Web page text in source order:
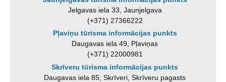
Jelgavas iela 33, Jaunjelgava
(+371) 27366222
Pļaviņu tūrisma informācijas punkts
Daugavas iela 49, Pļaviņas
(+371) 22000981
Skrīveru tūrisma informācijas punkts
Daugavas iela 85, Skrīveri, Skrīveru pagasts